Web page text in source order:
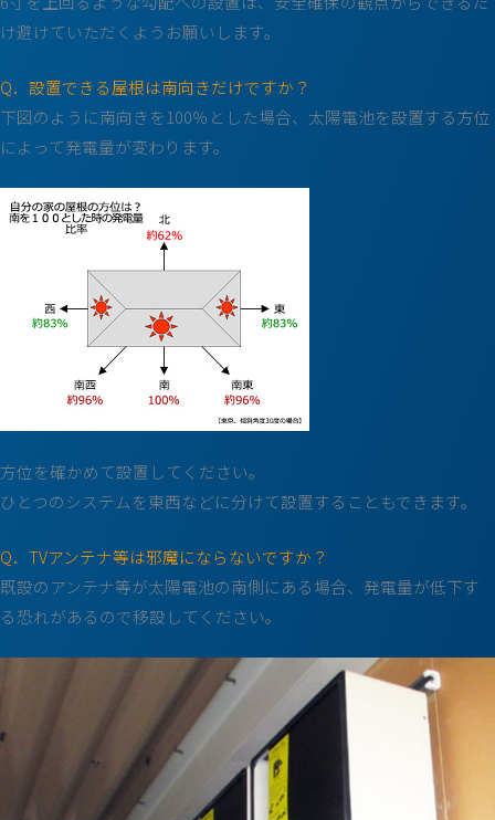
け避けていただくようお願いします。
Q．設置できる屋根は南向きだけですか？
下図のように南向きを100％とした場合、太陽電池を設置する方位
によって発電量が変わります。
方位を確かめて設置してください。
ひとつのシステムを東西などに分けて設置することもできます。
Q．TVアンテナ等は邪魔にならないですか？
既設のアンテナ等が太陽電池の南側にある場合、発電量が低下す
る恐れがあるので移設してください。